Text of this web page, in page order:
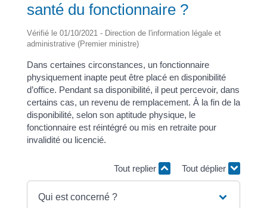
santé du fonctionnaire ?
Vérifié le 01/10/2021 - Direction de l'information légale et
administrative (Premier ministre)
Dans certaines circonstances, un fonctionnaire
physiquement inapte peut être placé en disponibilité
d’office. Pendant sa disponibilité, il peut percevoir, dans
certains cas, un revenu de remplacement. À la fin de la
disponibilité, selon son aptitude physique, le
fonctionnaire est réintégré ou mis en retraite pour
invalidité ou licencié.
Tout replier Tout déplier
Qui est concerné ?